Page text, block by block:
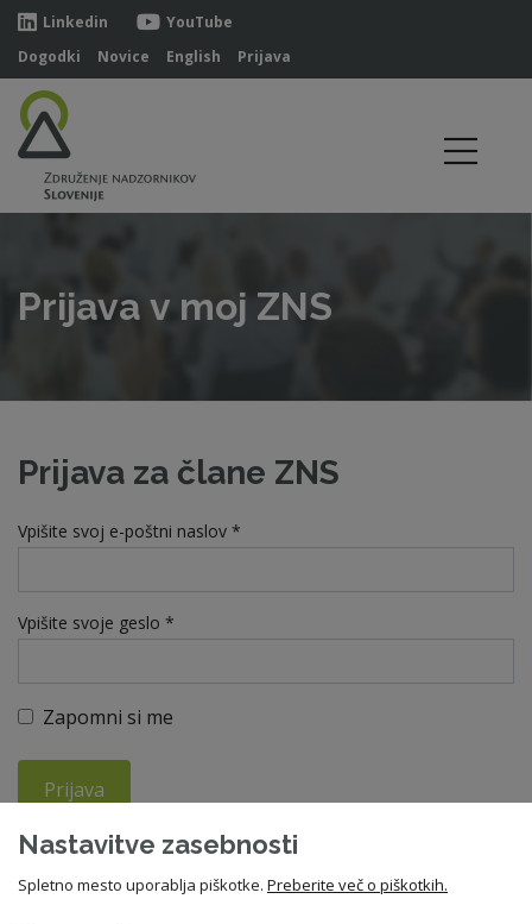
Linkedin
YouTube
Dogodki
Novice English Prijava
Prijava v moj ZNS
Prijava za člane ZNS
Vpišite svoj e-poštni naslov *
Vpišite svoje geslo *
Zapomni si me
Prijava
Ste pozabili geslo?
Nastavitve zasebnosti
Spletno mesto uporablja piškotke. Preberite več o piškotkih.